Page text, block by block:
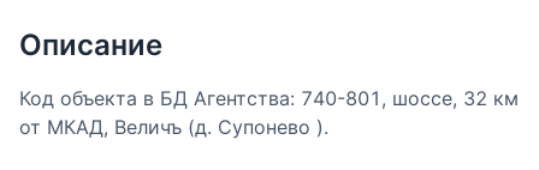
Описание
Код объекта в БД Агентства: 740-801, шоссе, 32 км
от МКАД, Величъ (д. Супонево ).